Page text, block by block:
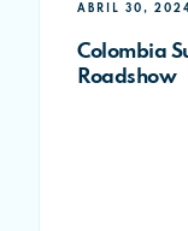
ABRIL 30,
Colombia
Roadshow